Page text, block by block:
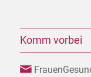
Komm vorbei